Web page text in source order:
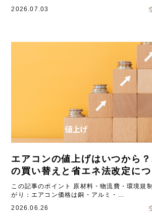
2026.07.03
エアコンの値上げはいつから
の買い替えと省エネ法改定に
この記事のポイント 原材料・物流費・環境規
がり：エアコン価格は銅・アルミ・...
2026.06.26